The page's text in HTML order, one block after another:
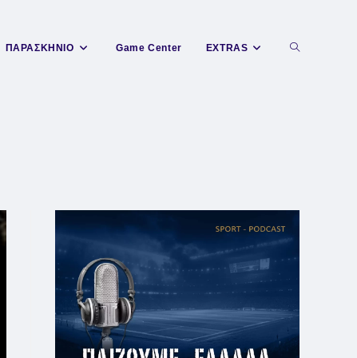
ΠΑΡΑΣΚΗΝΙΟ Game Center EXTRAS Toggle